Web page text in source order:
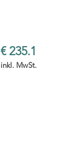
€ 235.1
inkl. MwSt.